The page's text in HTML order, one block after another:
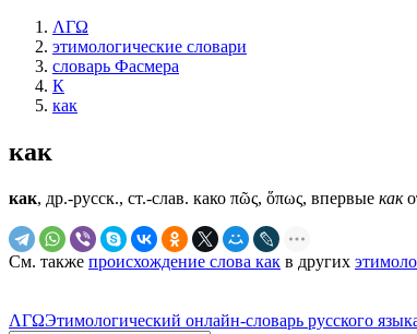
ΛΓΩ
этимологические словари
словарь Фасмера
К
как
как
как, др.-русск., ст.-слав. како πῶς, ὅπως, впервые как
См. также происхождение слова как в других
ΛΓΩЭтимологический онлайн-словарь русского